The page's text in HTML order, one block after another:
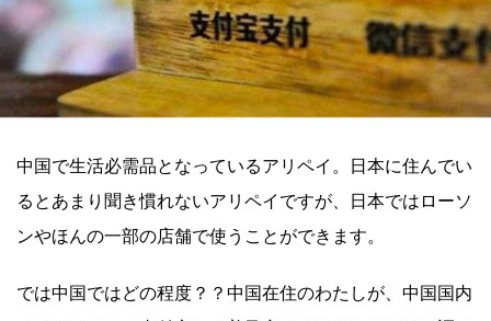
中国で生活必需品となっているアリペイ。日本に住んでい
るとあまり聞き慣れないアリペイですが、日本ではローソ
ンやほんの一部の店舗で使うことができます。
では中国ではどの程度？？中国在住のわたしが、中国国内